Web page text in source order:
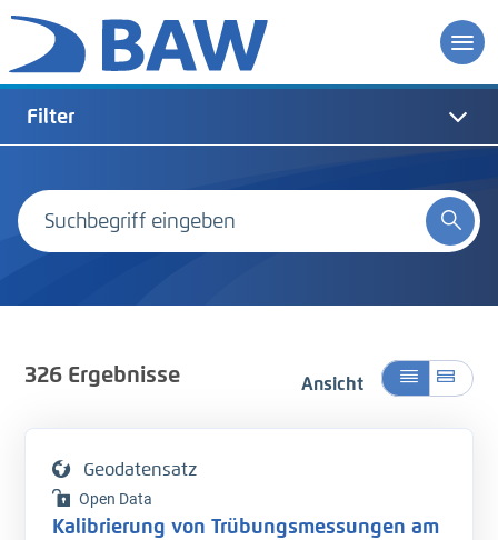
Filter
326Ergebnisse Ansicht
Geodatensatz
Open Data
Kalibrierung von Trübungsmessungen am